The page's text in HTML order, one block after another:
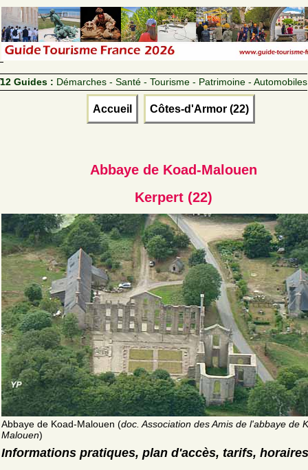
12 Guides : Démarches - Santé - Tourisme - Patrimoine - Automobiles
Accueil Côtes-d'Armor (22)
Abbaye de Koad-Malouen
Kerpert (22)
Abbaye de Koad-Malouen (doc. Association des Amis de l'abbaye de
Malouen)
Informations pratiques, plan d'accès, tarifs, horaires